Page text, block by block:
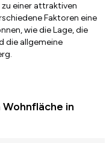
zu einer attraktiven
Faktoren eine
wie die Lage, die
die allgemeine
in